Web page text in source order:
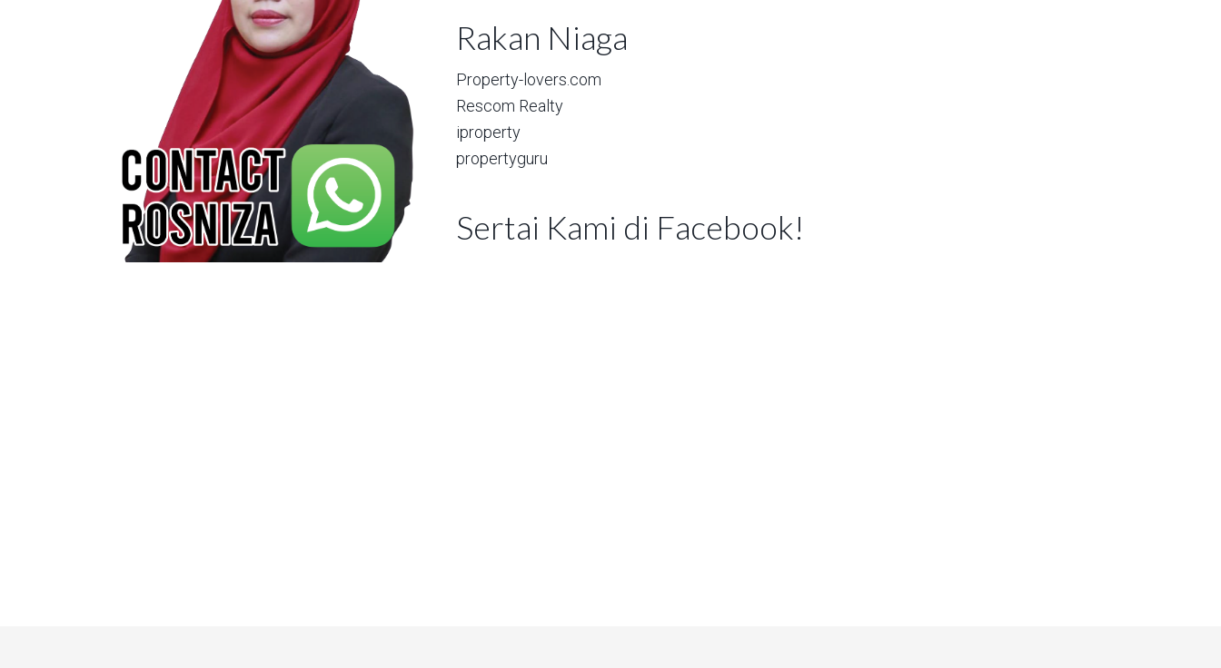
Rakan Niaga
Property-lovers.com
Rescom Realty
iproperty
propertyguru
Sertai Kami di Facebook!